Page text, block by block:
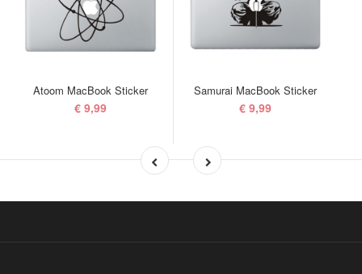
Atoom MacBook Sticker
€ 9,99
Samurai MacBook Sticker
€ 9,99